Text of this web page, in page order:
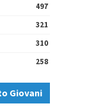
497
321
310
258
Giovani